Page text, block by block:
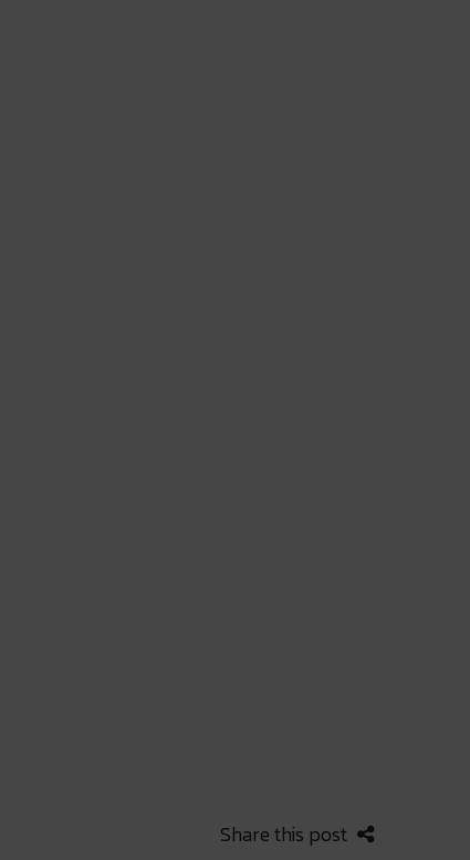
Share this post